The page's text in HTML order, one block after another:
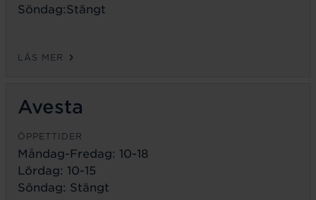
Söndag:Stängt
LÄS MER
Avesta
ÖPPETTIDER
Måndag-Fredag: 10-18
Lördag: 10-15
Söndag: Stängt